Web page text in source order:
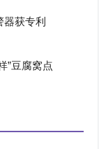
器获专利
”豆腐窝点